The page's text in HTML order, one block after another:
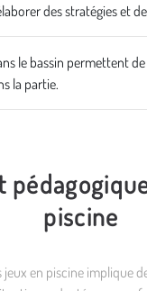
des stratégies et
le bassin permettent
la partie.
piscine
jeux en piscine implique